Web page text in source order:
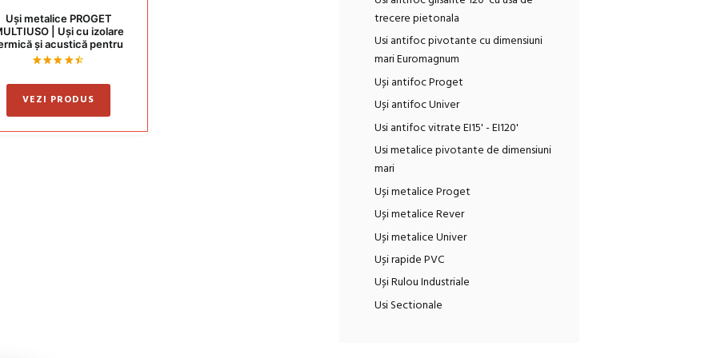
Uși metalice PROGET
| Uși cu izolare
și acustică pentru
interior și exterior
la
din 5
VEZI PRODUS
trecere pietonala
Usi antifoc pivotante cu dimensiuni
mari Euromagnum
Uși antifoc Proget
Uși antifoc Univer
Usi antifoc vitrate EI15' - EI120'
Usi metalice pivotante de dimensiuni
mari
Uși metalice Proget
Uși metalice Rever
Uși metalice Univer
Uși rapide PVC
Uși Rulou Industriale
Usi Sectionale